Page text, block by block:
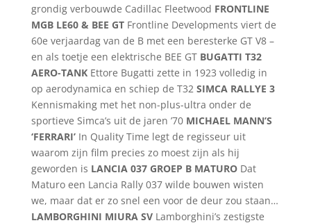
grondig verbouwde Cadillac Fleetwood FRONTLINE
MGB LE60 & BEE GT Frontline Developments viert de
60e verjaardag van de B met een beresterke GT V8 –
en als toetje een elektrische BEE GT BUGATTI T32
AERO-TANKEttore Bugatti zette in 1923 volledig in
op aerodynamica en schiep de T32 SIMCA RALLYE 3
Kennismaking met het non-plus-ultra onder de
sportieve Simca’s uit de jaren ’70 MICHAEL MANN’S
‘FERRARI’ In Quality Time legt de regisseur uit
waarom zijn film precies zo moest zijn als hij
geworden is LANCIA 037 GROEP B MATURO Dat
Maturo een Lancia Rally 037 wilde bouwen wisten
we, maar dat er zo snel een voor de deur zou staan…
LAMBORGHINI MIURA SV Lamborghini’s zestigste